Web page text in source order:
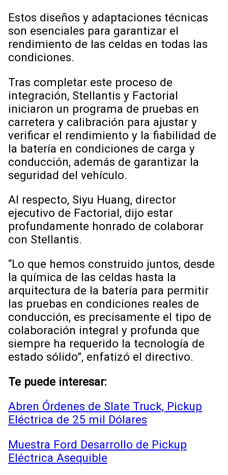
Estos diseños y adaptaciones técnicas
son esenciales para garantizar el
rendimiento de las celdas en todas las
condiciones.
Tras completar este proceso de
integración, Stellantis y Factorial
iniciaron un programa de pruebas en
carretera y calibración para ajustar y
verificar el rendimiento y la fiabilidad de
la batería en condiciones de carga y
conducción, además de garantizar la
seguridad del vehículo.
Al respecto, Siyu Huang, director
ejecutivo de Factorial, dijo estar
profundamente honrado de colaborar
con Stellantis.
“Lo que hemos construido juntos, desde
la química de las celdas hasta la
arquitectura de la batería para permitir
las pruebas en condiciones reales de
conducción, es precisamente el tipo de
colaboración integral y profunda que
siempre ha requerido la tecnología de
estado sólido”, enfatizó el directivo.
Te puede interesar:
Abren Órdenes de Slate Truck, Pickup
Eléctrica de 25 mil Dólares
Muestra Ford Desarrollo de Pickup
Eléctrica Asequible